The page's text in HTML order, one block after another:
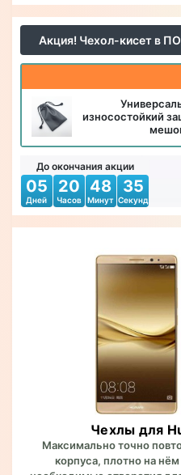
Акция! Чехол-кисет в
износостойкий
До окончания акции
05
Дней
20
Часов
48
Минут
33
Секунд
Чехлы для
Максимально точно
корпуса, плотно на